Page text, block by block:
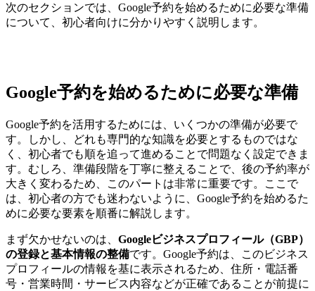
次のセクションでは、Google予約を始めるために必要な準備
について、初心者向けに分かりやすく説明します。
Google予約を始めるために必要な準備
Google予約を活用するためには、いくつかの準備が必要で
す。しかし、どれも専門的な知識を必要とするものではな
く、初心者でも順を追って進めることで問題なく設定できま
す。むしろ、準備段階を丁寧に整えることで、後の予約率が
大きく変わるため、このパートは非常に重要です。ここで
は、初心者の方でも迷わないように、Google予約を始めるた
めに必要な要素を順番に解説します。
まず欠かせないのは、 Googleビジネスプロフィール（GBP）
の登録と基本情報の整備です。Google予約は、このビジネス
プロフィールの情報を基に表示されるため、住所・電話番
号・営業時間・サービス内容などが正確であることが前提に